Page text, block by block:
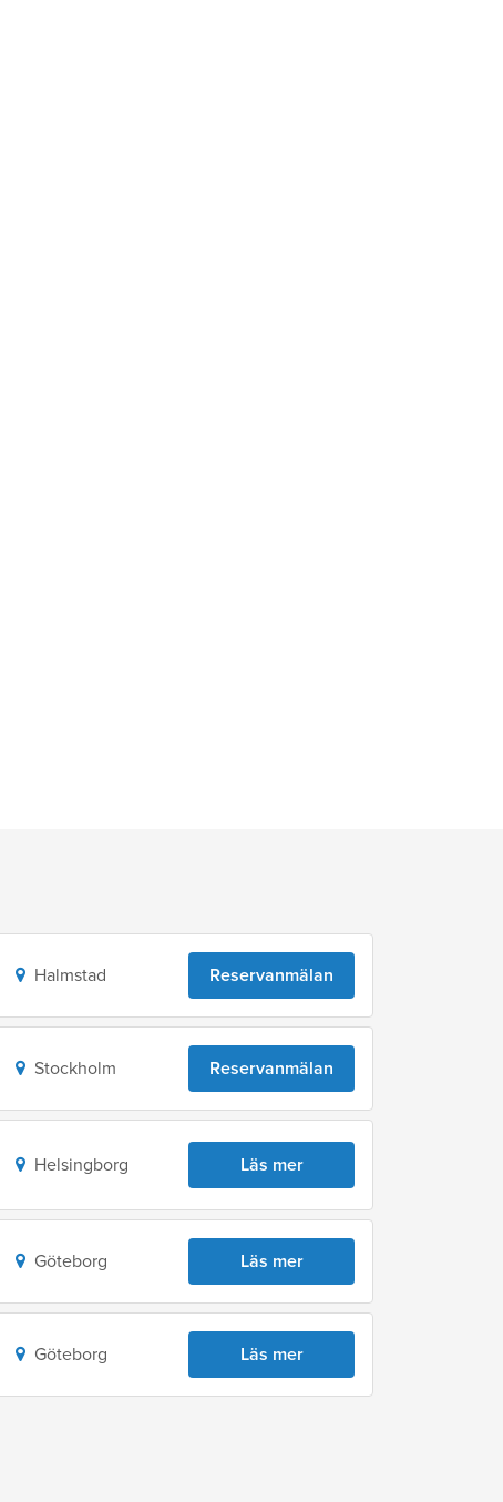
Halmstad Reservanmälan
Stockholm Reservanmälan
Helsingborg Läs mer
Göteborg Läs mer
Göteborg Läs mer